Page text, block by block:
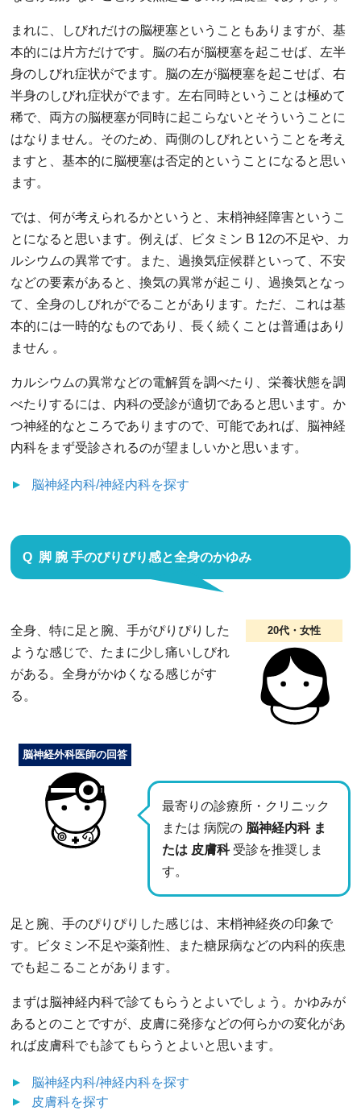
まれに、しびれだけの脳梗塞ということもありますが、基
本的には片方だけです。脳の右が脳梗塞を起こせば、左半
身のしびれ症状がでます。脳の左が脳梗塞を起こせば、右
半身のしびれ症状がでます。左右同時ということは極めて
稀で、両方の脳梗塞が同時に起こらないとそういうことに
はなりません。そのため、両側のしびれということを考え
ますと、基本的に脳梗塞は否定的ということになると思い
ます。
では、何が考えられるかというと、末梢神経障害というこ
とになると思います。例えば、ビタミン B 12の不足や、カ
ルシウムの異常です。また、過換気症候群といって、不安
などの要素があると、換気の異常が起こり、過換気となっ
て、全身のしびれがでることがあります。ただ、これは基
本的には一時的なものであり、長く続くことは普通はあり
ません 。
カルシウムの異常などの電解質を調べたり、栄養状態を調
べたりするには、内科の受診が適切であると思います。か
つ神経的なところでありますので、可能であれば、脳神経
内科をまず受診されるのが望ましいかと思います。
脳神経内科/神経内科を探す
脚 腕 手のぴりぴり感と全身のかゆみ
20代・女性
全身、特に足と腕、手がぴりぴりした
ような感じで、たまに少し痛いしびれ
がある。全身がかゆくなる感じがす
る。
最寄りの診療所・クリニック
または 病院の 脳神経内科 ま
たは 皮膚科 受診を推奨しま
す。
脳神経外科医師の回答
足と腕、手のぴりぴりした感じは、末梢神経炎の印象で
す。ビタミン不足や薬剤性、また糖尿病などの内科的疾患
でも起こることがあります。
まずは脳神経内科で診てもらうとよいでしょう。かゆみが
あるとのことですが、皮膚に発疹などの何らかの変化があ
れば皮膚科でも診てもらうとよいと思います。
脳神経内科/神経内科を探す
皮膚科を探す